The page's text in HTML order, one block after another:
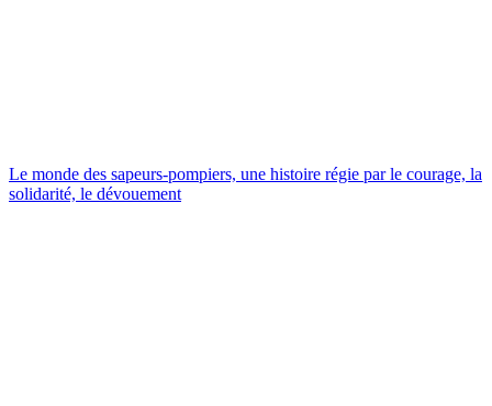
Le monde des sapeurs-pompiers, une histoire régie par le courage, la
solidarité, le dévouement